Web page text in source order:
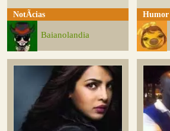
NotÃ­cias
Baianolandia
Humor